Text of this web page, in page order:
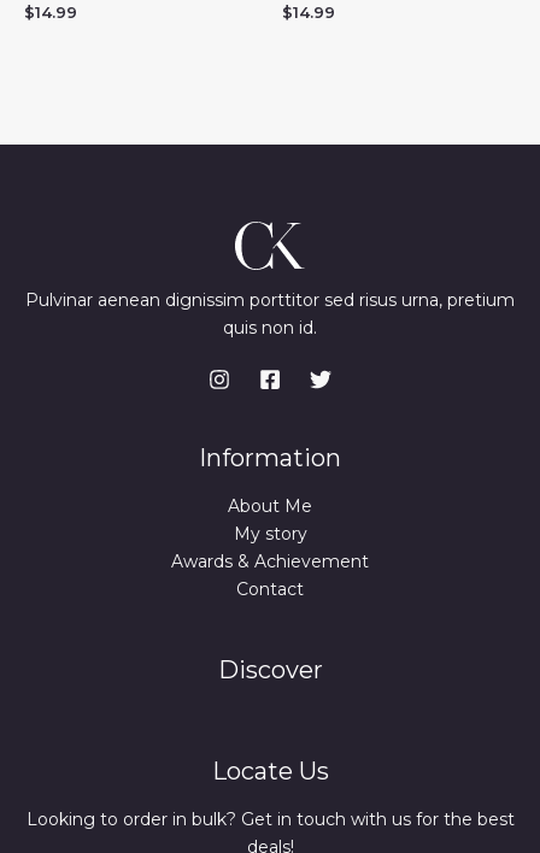
$14.99 $14.99
Pulvinar aenean dignissim porttitor sed risus urna, pretium
quis non id.
Information
About Me
My story
Awards & Achievement
Contact
Discover
Locate Us
Looking to order in bulk? Get in touch with us for the best
deals!